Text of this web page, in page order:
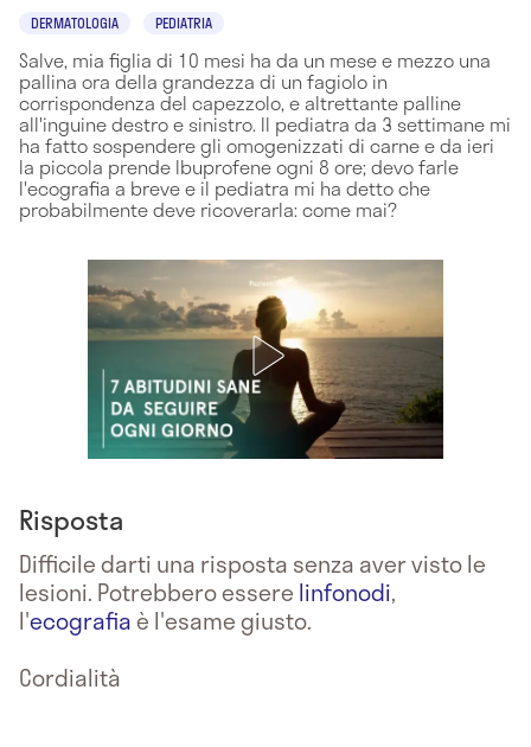
DERMATOLOGIA PEDIATRIA
Salve, mia figlia di 10 mesi ha da un mese e mezzo una
pallina ora della grandezza di un fagiolo in
corrispondenza del capezzolo, e altrettante palline
all'inguine destro e sinistro. Il pediatra da 3 settimane mi
ha fatto sospendere gli omogenizzati di carne e da ieri
la piccola prende Ibuprofene ogni 8 ore; devo farle
l'ecografia a breve e il pediatra mi ha detto che
probabilmente deve ricoverarla: come mai?
Risposta
Difficile darti una risposta senza aver visto le
lesioni. Potrebbero essere linfonodi,
l'ecografiaè l'esame giusto.
Cordialità